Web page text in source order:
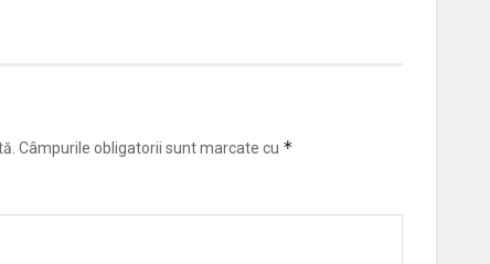
Câmpurile obligatorii sunt marcate cu *